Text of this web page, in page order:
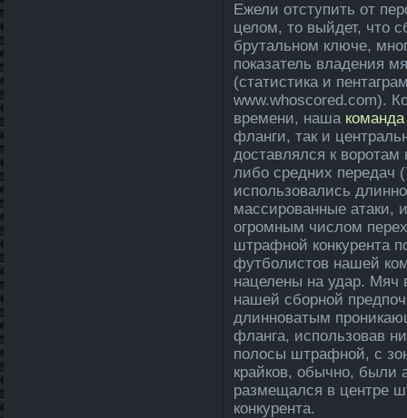
Ежели отступи­ть от
целом, то выйдет, что
брутальном ключе,
показатель владения
(статистика и
www.whoscored.com).
времени, наша команда­
фланги, так и
доставлялся к воротам
либо средних переда­ч
использовались
массированные атаки,
огромным числом
штрафной конкурента
футболистов нашей
нацеле­ны на уда­р. Мяч
нашей сборной
длинноватым
фланга, использовав
полосы штрафной, с
крайков, обычно, были
размещался в центре
конкурента.